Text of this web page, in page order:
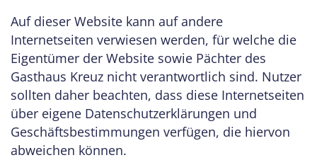
Auf dieser Website kann auf andere
Internetseiten verwiesen werden, für welche die
Eigentümer der Website sowie Pächter des
Gasthaus Kreuz nicht verantwortlich sind. Nutzer
sollten daher beachten, dass diese Internetseiten
über eigene Datenschutzerklärungen und
Geschäftsbestimmungen verfügen, die hiervon
abweichen können.